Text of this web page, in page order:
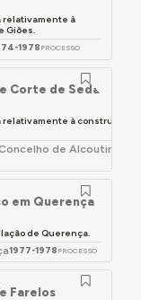
Instalações
do
e
respeitantes
dos
dos
relativamente à
Giões.
1978 PROCESSO
Corte de Seda
à construção
de Alcoutim -
em Querença
de Querença.
1977-1978 PROCESSO
Farelos